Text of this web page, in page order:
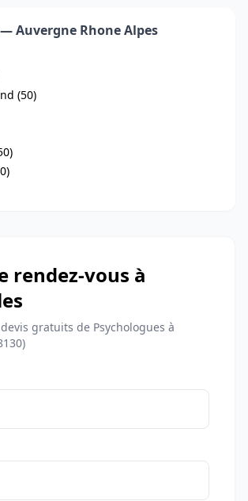
Auvergne Rhone Alpes
(50)
rendez-vous à
devis gratuits de Psychologues à